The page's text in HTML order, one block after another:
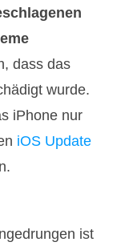
dass das
wurde.
iPhone nur
iOS Update
ist